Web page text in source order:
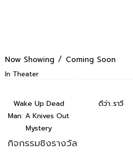
Now Showing / Coming Soon
In Theater
Wake Up Dead
Man: A Knives Out
Mystery
ดีว่า..ราวี
กิจกรรมชิงรางวัล